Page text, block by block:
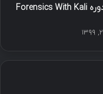
دانلود دوره Forensics With Kali